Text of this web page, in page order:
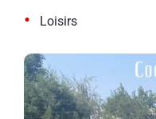
• Loisirs